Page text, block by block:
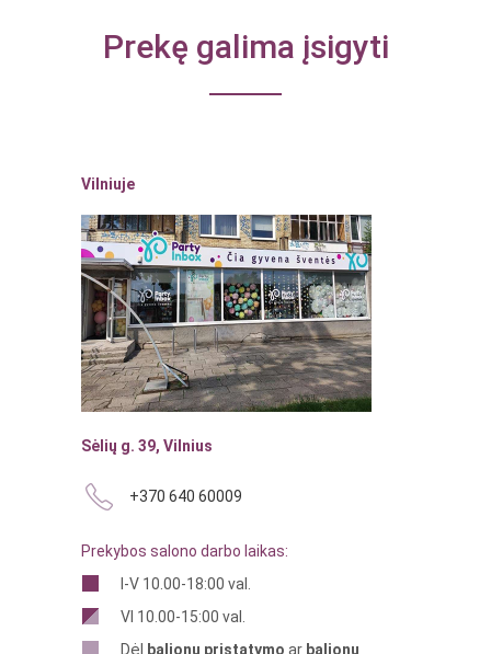
Prekę galima įsigyti
Vilniuje
Sėlių g. 39, Vilnius
+370 640 60009
Prekybos salono darbo laikas:
I-V 10.00-18:00 val.
VI 10.00-15:00 val.
Dėl
balionų pristatymo ar balionų